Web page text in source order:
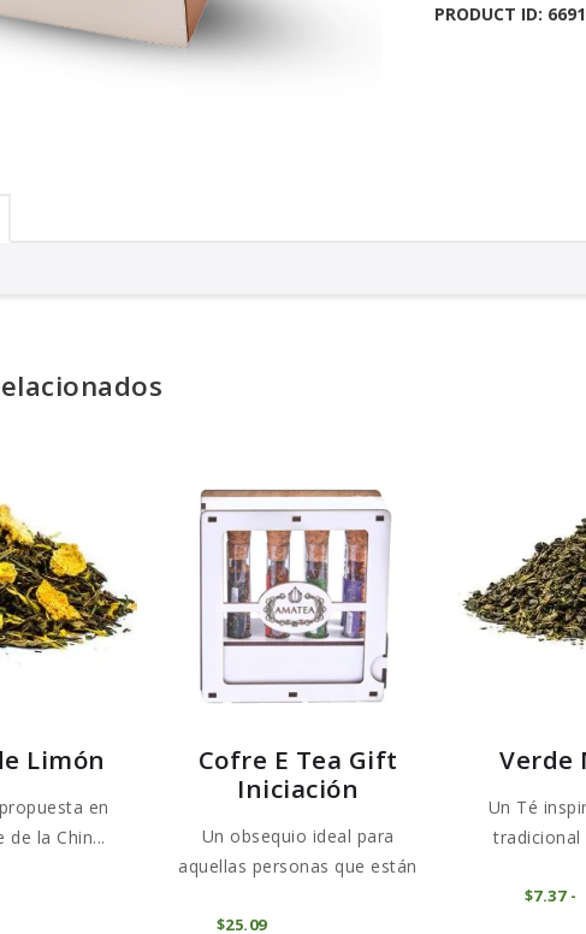
Dama
PRODUCT ID: 6691
Limón
en
de la Chin...
Cofre E Tea Gift
Iniciación
Un obsequio ideal para
aquellas personas que están
$25 09
Verde
Un Té
tradicional
$7 37 -